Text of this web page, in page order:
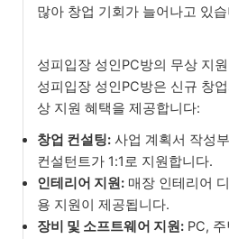
많아 창업 기회가 늘어나고 있
성피입장 성인PC방의 무상 지
성피입장 성인PC방은 신규 창
상 지원 혜택을 제공합니다:
창업 컨설팅: 사업 계획서 작성
컨설턴트가 1:1로 지원합니다.
인테리어 지원: 매장 인테리어
용 지원이 제공됩니다.
장비 및 소프트웨어 지원: PC,